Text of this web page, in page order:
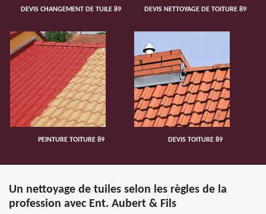
DEVIS CHANGEMENT DE TUILE 89 DEVIS NETTOYAGE DE TOITURE 89
PEINTURE TOITURE 89 DEVIS TOITURE 89
Un nettoyage de tuiles selon les règles de la
profession avec Ent. Aubert & Fils